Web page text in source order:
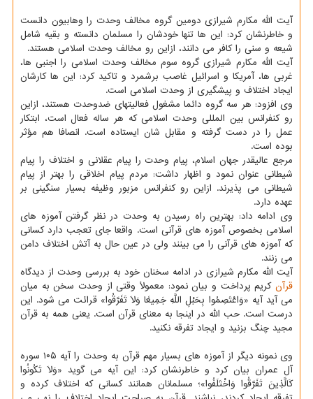
آیت الله مکارم شیرازی دومین گروه مخالف وحدت را وهابیون دانست
و خاطرنشان کرد: این ها تنها خودشان را مسلمان دانسته و بقیه شامل
شیعه و سنی را کافر می دانند، ازاین رو مخالف وحدت اسلامی هستند.
آیت الله مکارم شیرازی گروه سوم مخالف وحدت اسلامی را اجنبی ها،
غربی ها، آمریکا و اسرائیل غاصب برشمرد و تاکید کرد: این ها کارشان
ایجاد اختلاف و پیشگیری از وحدت اسلامی است.
وی افزود: هر سه گروه دائما مشغول فعالیتهای ضدوحدت هستند، ازاین
رو کنفرانس بین المللی وحدت اسلامی که هر ساله فعال است، ابتکار
عمل را در دست گرفته و مقابل شان ایستاده است. انصافا هم مؤثر
بوده است.
مرجع عالیقدر جهان اسلام، پیام وحدت را پیام عقلانی و اختلاف را پیام
شیطانی عنوان نمود و اظهار داشت: مردم پیام اخلاقی را بهتر از پیام
شیطانی می پذیرند. ازاین رو کنفرانس مزبور وظیفه بسیار سنگینی بر
عهده دارد.
وی ادامه داد: بهترین راه رسیدن به وحدت در نظر گرفتن آموزه های
اسلامی بخصوص آموزه های قرآنی است. واقعا جای تعجب دارد کسانی
که آموزه های قرآنی را می بینند ولی در عین حال به آتش اختلاف دامن
می زنند.
آیت الله مکارم شیرازی در ادامه سخنان خود به بررسی وحدت از دیدگاه
قرآن کریم پرداخت و بیان نمود: معمولاً وقتی از وحدت سخن به میان
می آید آیه «وَاعْتَصِمُوا بِحَبْلِ اللَّهِ جَمِیعًا وَلَا تَفَرَّقُوا» قرائت می شود. این
درست است. حب الله در اینجا به معنای قرآن است. یعنی همه به قرآن
مجید چنگ بزنید و ایجاد تفرقه نکنید.
وی نمونه دیگر از آموزه های بسیار مهم قرآن به وحدت را آیه ۱۰۵ سوره
آل عمران بیان کرد و خاطرنشان کرد: این آیه می گوید «وَلَا تَکُونُوا
کَالَّذِینَ تَفَرَّقُوا وَاخْتَلَفُوا»؛ مسلمانان همانند کسانی که اختلاف کرده و